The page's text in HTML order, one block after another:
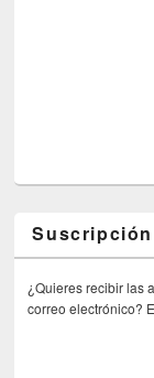
¿Quieres recibir las
correo electrónico?